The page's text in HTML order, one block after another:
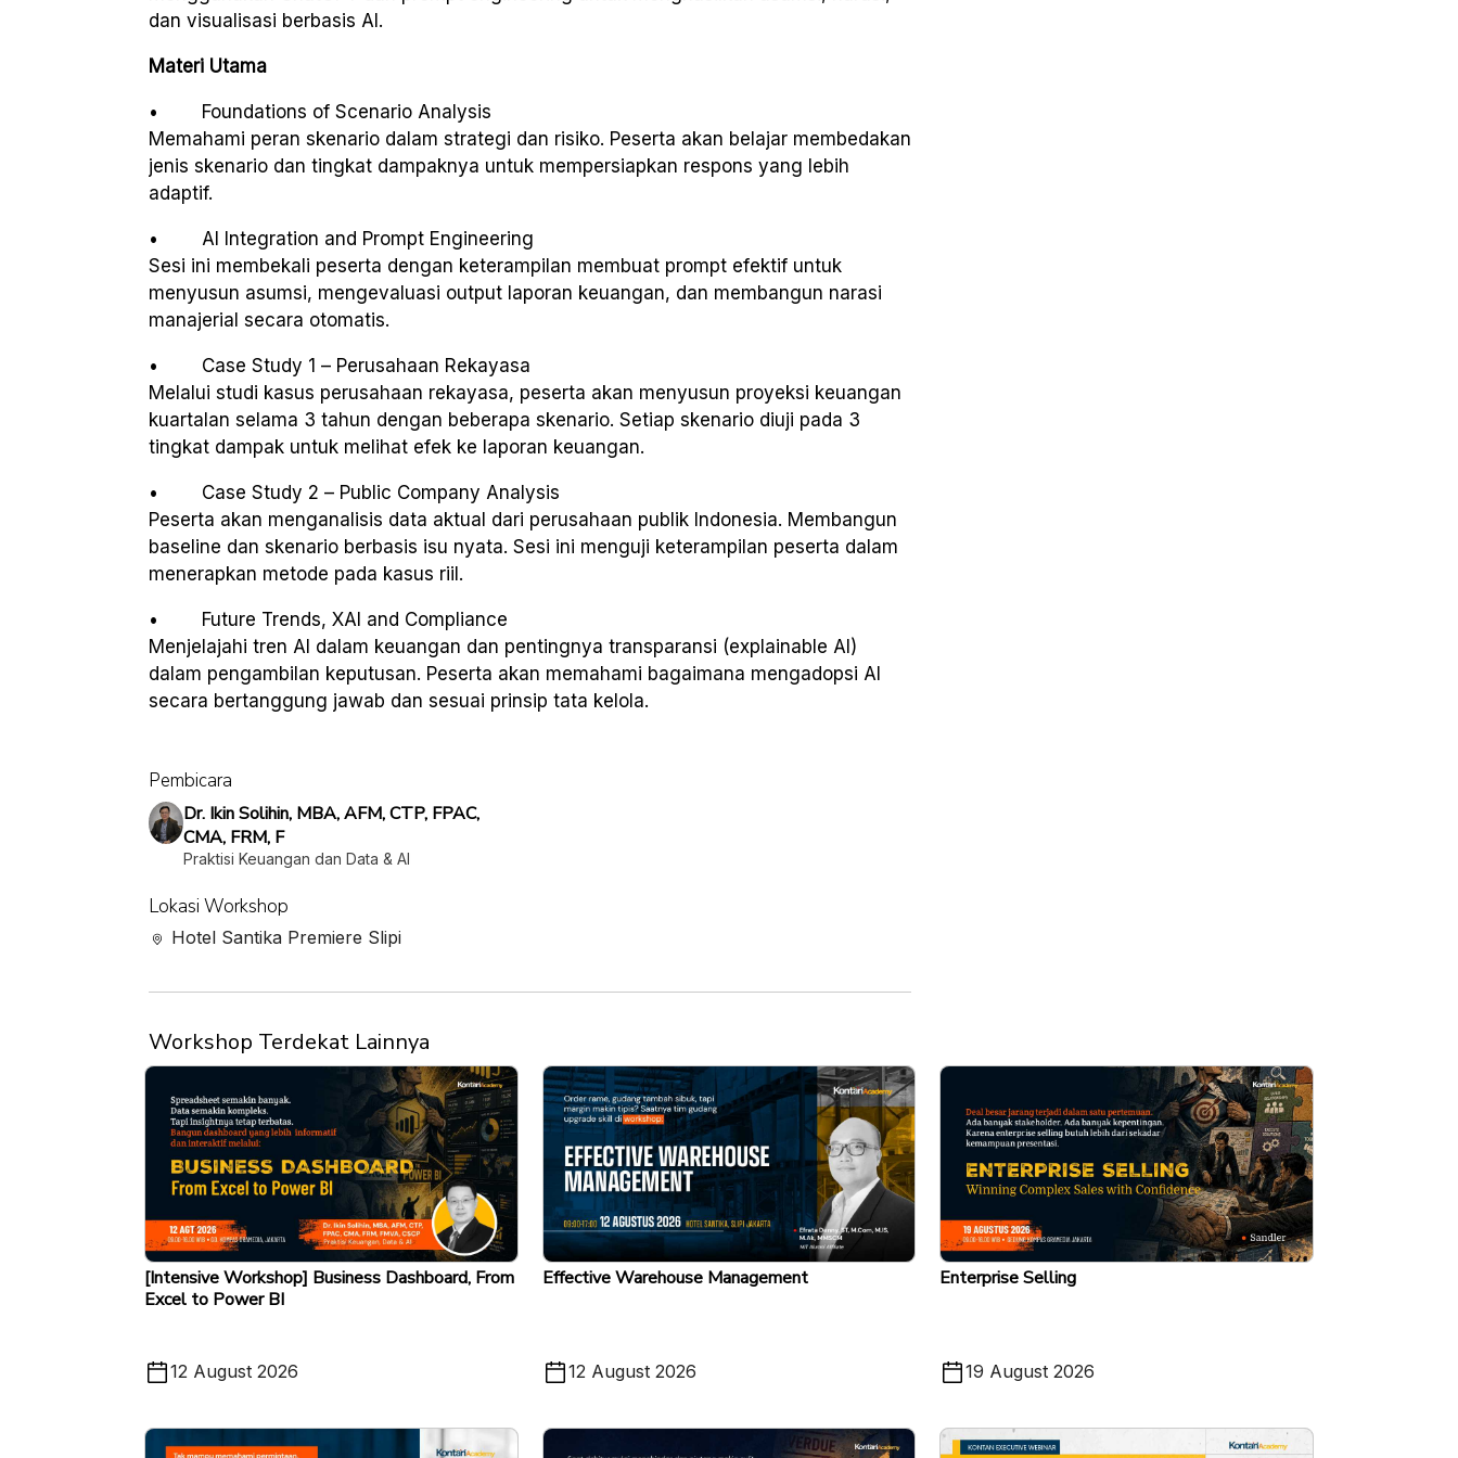
dan visualisasi berbasis AI.
Materi Utama
• Foundations of Scenario Analysis
Memahami peran skenario dalam strategi dan risiko. Peserta akan belajar membedakan
jenis skenario dan tingkat dampaknya untuk mempersiapkan respons yang lebih
adaptif.
• AI Integration and Prompt Engineering
Sesi ini membekali peserta dengan keterampilan membuat prompt efektif untuk
menyusun asumsi, mengevaluasi output laporan keuangan, dan membangun narasi
manajerial secara otomatis.
• Case Study 1 – Perusahaan Rekayasa
Melalui studi kasus perusahaan rekayasa, peserta akan menyusun proyeksi keuangan
kuartalan selama 3 tahun dengan beberapa skenario. Setiap skenario diuji pada 3
tingkat dampak untuk melihat efek ke laporan keuangan.
• Case Study 2 – Public Company Analysis
Peserta akan menganalisis data aktual dari perusahaan publik Indonesia. Membangun
baseline dan skenario berbasis isu nyata. Sesi ini menguji keterampilan peserta dalam
menerapkan metode pada kasus riil.
• Future Trends, XAI and Compliance
Menjelajahi tren AI dalam keuangan dan pentingnya transparansi (explainable AI)
dalam pengambilan keputusan. Peserta akan memahami bagaimana mengadopsi AI
secara bertanggung jawab dan sesuai prinsip tata kelola.
Pembicara
Dr. Ikin Solihin, MBA, AFM, CTP, FPAC,
CMA, FRM, F
Praktisi Keuangan dan Data & AI
Lokasi Workshop
Hotel Santika Premiere Slipi
Workshop Terdekat Lainnya
[Intensive Workshop] Business Dashboard, From
Excel to Power BI
12 August 2026
Effective Warehouse Management
12 August 2026
Enterprise Selling
19 August 2026